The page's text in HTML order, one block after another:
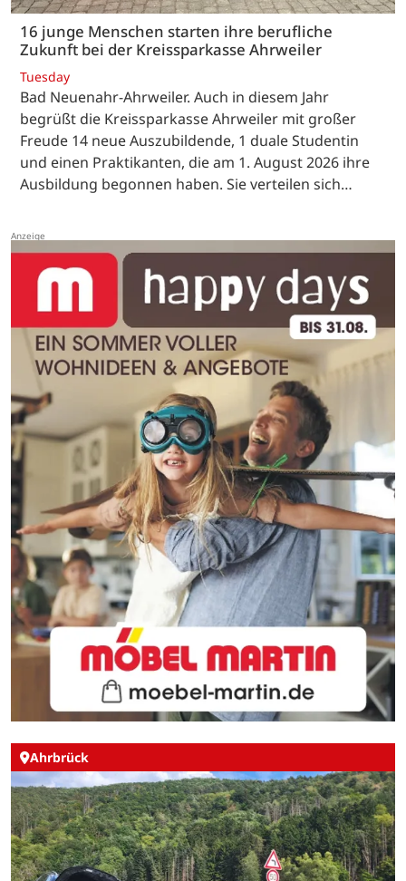
16 junge Menschen starten ihre berufliche
Zukunft bei der Kreissparkasse Ahrweiler
Tuesday
Bad Neuenahr-Ahrweiler. Auch in diesem Jahr
begrüßt die Kreissparkasse Ahrweiler mit großer
Freude 14 neue Auszubildende, 1 duale Studentin
und einen Praktikanten, die am 1. August 2026 ihre
Ausbildung begonnen haben. Sie verteilen sich…
Ahrbrück